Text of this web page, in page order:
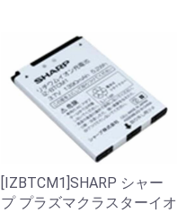
[IZBTCM1]SHARP シャー
プ プラズマクラスターイオ